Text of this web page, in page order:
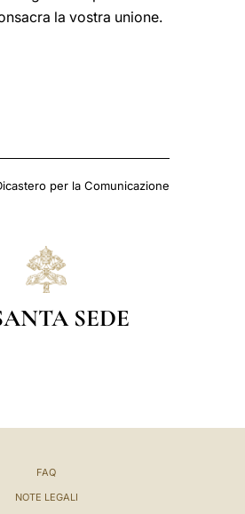
la vostra unione.
per la Comunicazione
SEDE
FAQ
NOTE LEGALI